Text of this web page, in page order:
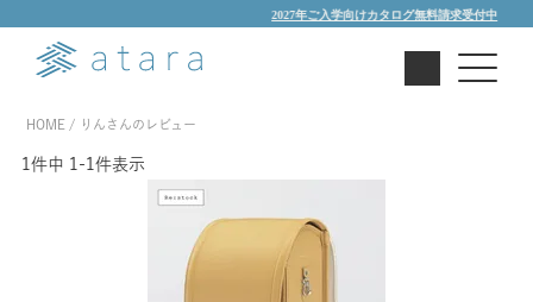
2027年ご入学向けカタログ無料請求受付中
HOME りんさんのレビュー
1 件中 1 -1 件表示